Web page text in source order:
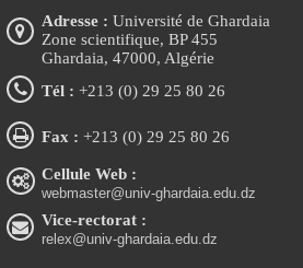
Adresse : Université de Ghardaia
Zone scientifique, BP 455
Ghardaia, 47000, Algérie
Tél : +213 (0) 29 25 80 26
Fax : +213 (0) 29 25 80 26
Cellule Web :
webmaster@univ-ghardaia.edu.dz
Vice-rectorat :
relex@univ-ghardaia.edu.dz